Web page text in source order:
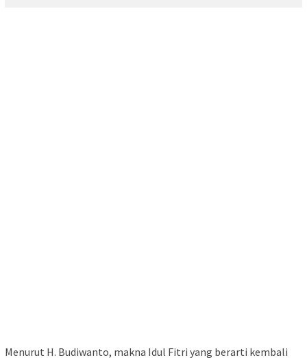
Menurut H. Budiwanto, makna Idul Fitri yang berarti kembali